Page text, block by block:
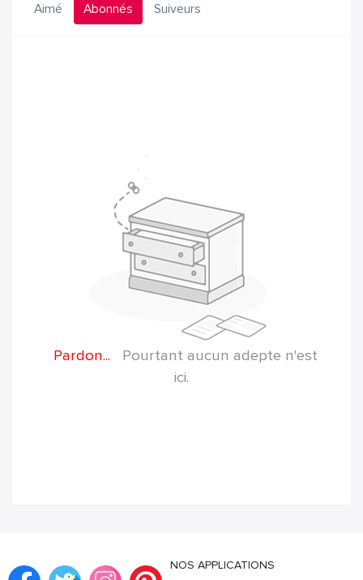
Aimé Abonnés Suiveurs
Pardon...
Pourtant aucun adepte n'est
ici.
NOS APPLICATIONS